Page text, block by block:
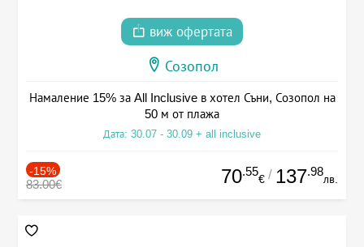
виж офертата
Созопол
Намаление 15% за All Inclusive в хотел Съни, Созопол на
50 м от плажа
Дата: 30.07 - 30.09 + all inclusive
-15%
83.00€ 70.55
€ / 137.98
лв.